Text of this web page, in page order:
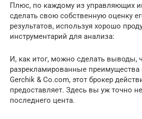
Плюс, по каждому из управляющих
сделать свою собственную оценку
результатов, используя хорошо
инструментарий для анализа:
И, как итог, можно сделать выводы,
разрекламированные
Gerchik & Co.com, этот брокер
предоставляет. Здесь вы уж точно
последнего цента.